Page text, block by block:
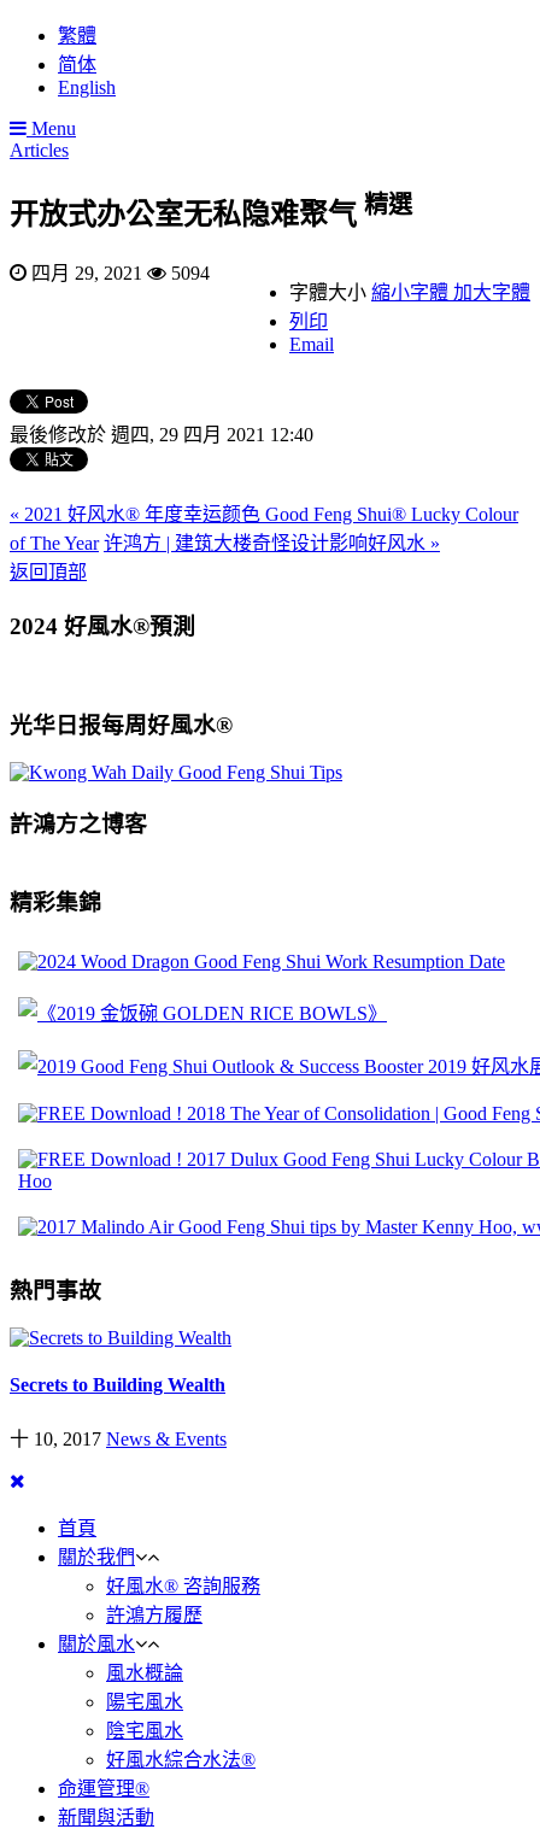
繁體
简体
English
Menu
Articles
开放式办公室无私隐难聚气 精選
四月 29, 2021
5094
字體大小 縮小字體 加大字體
列印
Email
最後修改於 週四, 29 四月 2021 12:40
« 2021 好风水® 年度幸运颜色 Good Feng Shui® Lucky Colour
of The Year 许鸿方 | 建筑大楼奇怪设计影响好风水 »
返回頂部
2024 好風水®預測
光华日报每周好風水®
許鴻方之博客
精彩集錦
熱門事故
Secrets to Building Wealth
十 10, 2017 News & Events
首頁
關於我們
好風水® 咨詢服務
許鴻方履歷
關於風水
風水概論
陽宅風水
陰宅風水
好風水綜合水法®
命運管理®
新聞與活動